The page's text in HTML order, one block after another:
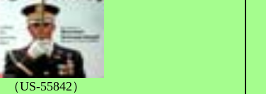
（US-55842）